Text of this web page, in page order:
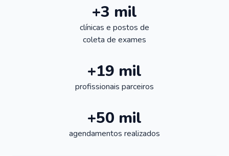
+3 mil
clínicas e postos de
coleta de exames
+19 mil
profissionais parceiros
+50 mil
agendamentos realizados